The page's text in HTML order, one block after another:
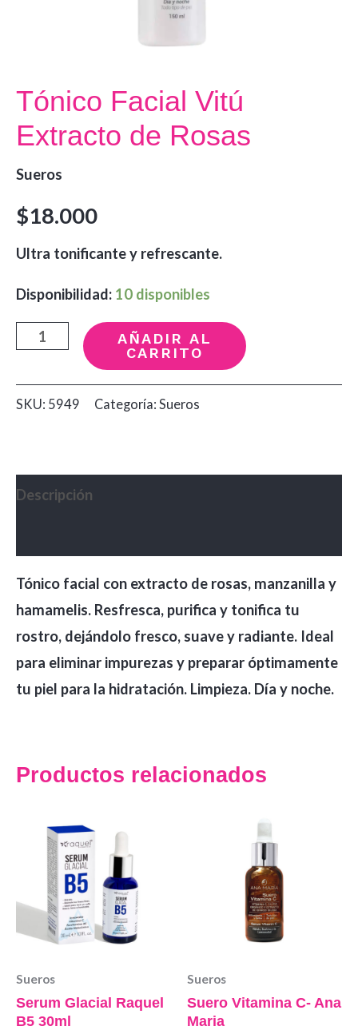
Tónico Facial Vitú
Extracto de Rosas
Sueros
$18.000
Ultra tonificante y refrescante.
Disponibilidad: 10 disponibles
Tónico
Vitú
Extracto
cantidad
AÑADIR AL
CARRITO
SKU: 5949 Categoría: Sueros
Descripción
Tónico facial con extracto de rosas, manzanilla y
hamamelis. Resfresca, purifica y tonifica tu
rostro, dejándolo fresco, suave y radiante. Ideal
para eliminar impurezas y preparar óptimamente
tu piel para la hidratación. Limpieza. Día y noche.
Productos relacionados
Sueros
Serum Glacial Raquel
B5 30ml
Sueros
Suero Vitamina C- Ana
Maria